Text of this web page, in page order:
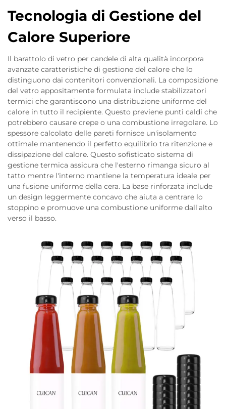
Tecnologia di Gestione del
Calore Superiore
Il barattolo di vetro per candele di alta qualità incorpora
avanzate caratteristiche di gestione del calore che lo
distinguono dai contenitori convenzionali. La composizione
del vetro appositamente formulata include stabilizzatori
termici che garantiscono una distribuzione uniforme del
calore in tutto il recipiente. Questo previene punti caldi che
potrebbero causare crepe o una combustione irregolare. Lo
spessore calcolato delle pareti fornisce un'isolamento
ottimale mantenendo il perfetto equilibrio tra ritenzione e
dissipazione del calore. Questo sofisticato sistema di
gestione termica assicura che l'esterno rimanga sicuro al
tatto mentre l'interno mantiene la temperatura ideale per
una fusione uniforme della cera. La base rinforzata include
un design leggermente concavo che aiuta a centrare lo
stoppino e promuove una combustione uniforme dall'alto
verso il basso.